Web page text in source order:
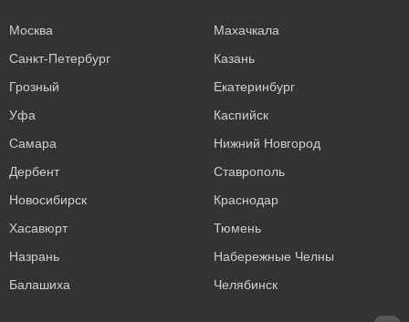
Москва
Махачкала
Санкт-Петербург
Казань
Грозный
Екатеринбург
Уфа
Каспийск
Самара
Нижний Новгород
Дербент
Ставрополь
Новосибирск
Краснодар
Хасавюрт
Тюмень
Назрань
Набережные Челны
Балашиха
Челябинск